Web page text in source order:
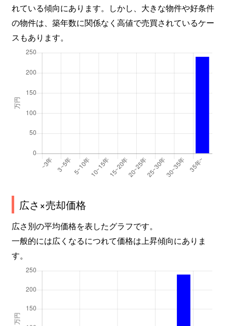
れている傾向にあります。しかし、大きな物件や好条件
の物件は、築年数に関係なく高値で売買されているケー
スもあります。
広さ×売却価格
広さ別の平均価格を表したグラフです。
一般的には広くなるにつれて価格は上昇傾向にありま
す。